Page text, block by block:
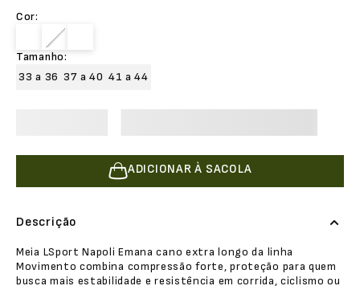
Cor:
Tamanho:
33 a 36 37 a 40 41 a 44
ADICIONAR À SACOLA
Descrição
Meia LSport Napoli Emana cano extra longo da linha
Movimento combina compressão forte, proteção para quem
busca mais estabilidade e resistência em corrida, ciclismo ou